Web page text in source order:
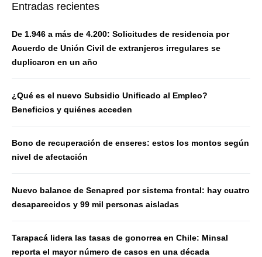
Entradas recientes
De 1.946 a más de 4.200: Solicitudes de residencia por
Acuerdo de Unión Civil de extranjeros irregulares se
duplicaron en un año
¿Qué es el nuevo Subsidio Unificado al Empleo?
Beneficios y quiénes acceden
Bono de recuperación de enseres: estos los montos según
nivel de afectación
Nuevo balance de Senapred por sistema frontal: hay cuatro
desaparecidos y 99 mil personas aisladas
Tarapacá lidera las tasas de gonorrea en Chile: Minsal
reporta el mayor número de casos en una década